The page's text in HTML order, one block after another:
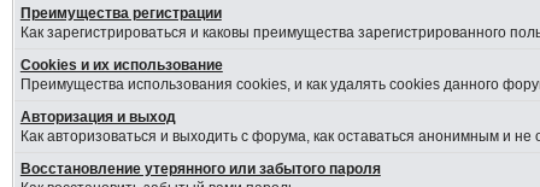
Преимущества регистрации
Как зарегистрироваться и каковы преимущества зарегистрированного
Cookies и их использование
Преимущества использования cookies, и как удалять cookies данного
Авторизация и выход
Как авторизоваться и выходить с форума, как оставаться анонимным и
Восстановление утерянного или забытого пароля